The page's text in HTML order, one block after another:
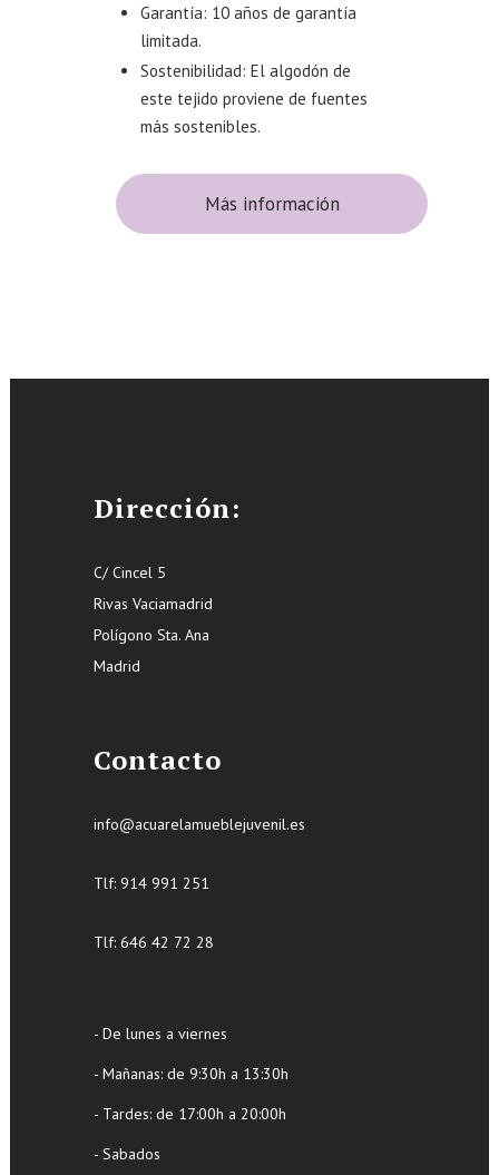
Garantía: 10 años de garantía
limitada.
Sostenibilidad: El algodón de
este tejido proviene de fuentes
más sostenibles.
Más información
Dirección:
C/ Cincel 5
Rivas Vaciamadrid
Polígono Sta. Ana
Madrid
Contacto
info@acuarelamueblejuvenil.es
Tlf: 914 991 251
Tlf: 646 42 72 28
- De lunes a viernes
- Mañanas: de 9:30h a 13:30h
- Tardes: de 17:00h a 20:00h
- Sabados